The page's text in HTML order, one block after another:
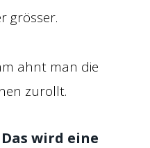
grösser.
ahnt man die
zurollt.
wird eine